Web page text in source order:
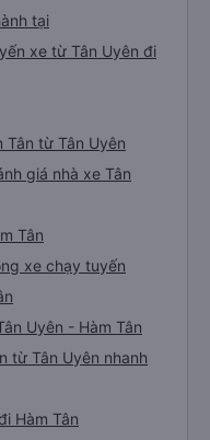
tại
xe từ Tân Uyên đi
Tân từ Tân Uyên
giá nhà xe Tân
Tân
xe chạy tuyến
Uyên - Hàm Tân
từ Tân Uyên nhanh
Hàm Tân